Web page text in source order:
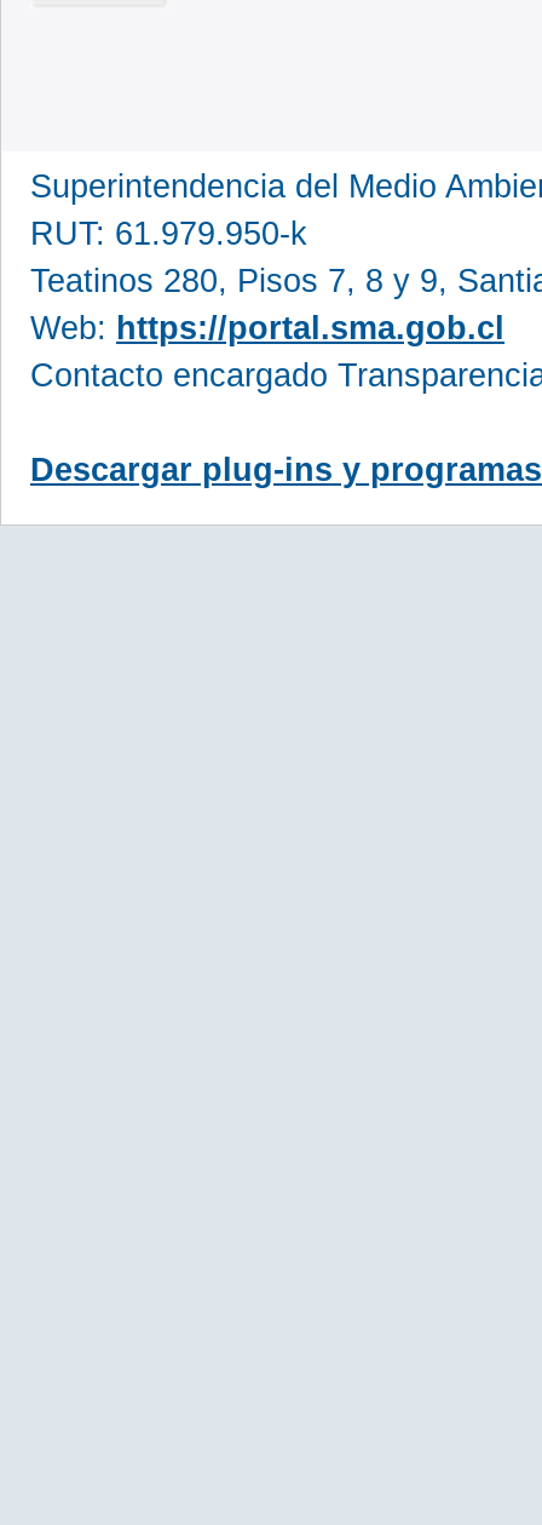
Superintendencia del Medio
RUT: 61.979.950-k
Teatinos 280, Pisos 7, 8 y 9,
Web: https://portal.sma.gob.cl
Contacto encargado
Descargar plug-ins y